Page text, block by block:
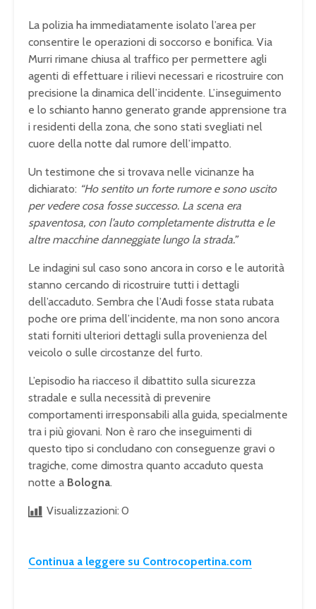
La polizia ha immediatamente isolato l’area per
consentire le operazioni di soccorso e bonifica. Via
Murri rimane chiusa al traffico per permettere agli
agenti di effettuare i rilievi necessari e ricostruire con
precisione la dinamica dell’incidente. L’inseguimento
e lo schianto hanno generato grande apprensione tra
i residenti della zona, che sono stati svegliati nel
cuore della notte dal rumore dell’impatto.
Un testimone che si trovava nelle vicinanze ha
dichiarato: “Ho sentito un forte rumore e sono uscito
per vedere cosa fosse successo. La scena era
spaventosa, con l’auto completamente distrutta e le
altre macchine danneggiate lungo la strada.”
Le indagini sul caso sono ancora in corso e le autorità
stanno cercando di ricostruire tutti i dettagli
dell’accaduto. Sembra che l’Audi fosse stata rubata
poche ore prima dell’incidente, ma non sono ancora
stati forniti ulteriori dettagli sulla provenienza del
veicolo o sulle circostanze del furto.
L’episodio ha riacceso il dibattito sulla sicurezza
stradale e sulla necessità di prevenire
comportamenti irresponsabili alla guida, specialmente
tra i più giovani. Non è raro che inseguimenti di
questo tipo si concludano con conseguenze gravi o
tragiche, come dimostra quanto accaduto questa
notte a Bologna.
Visualizzazioni: 0
Continua a leggere su Controcopertina.com